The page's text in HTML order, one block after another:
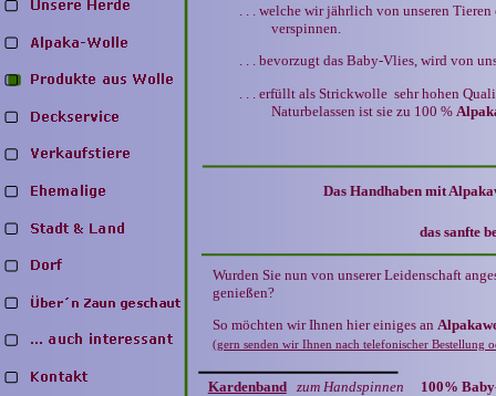
. . . welche wir jährlich von unseren
verspinnen.
. . . bevorzugt das Baby-Vlies, wird von
. . . erfüllt als Strickwolle sehr hohen
Naturbelassen ist sie zu 100 %
Das Handhaben mit
das sanfte
Kardenband zum Handspinnen 100%
Wurden Sie nun von unserer Leidenschaft
genießen?
So möchten wir Ihnen hier einiges an
(gern senden wir Ihnen nach telefonischer Bestellung